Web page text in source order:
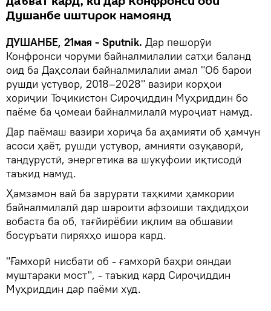
Душанбе иштирок намоянд
ДУШАНБЕ, 21мая - Sputnik. Дар пешорӯи
Конфронси чоруми байналмилалии сатҳи баланд
оид ба Даҳсолаи байналмилалии амал "Об барои
рушди устувор, 2018–2028" вазири корҳои
хориҷии Тоҷикистон Сироҷиддин Муҳриддин бо
паёме ба ҷомеаи байналмилалӣ муроҷиат намуд.
Дар паёмаш вазири хориҷа ба аҳамияти об ҳамчун
асоси ҳаёт, рушди устувор, амнияти озуқаворӣ,
тандурустӣ, энергетика ва шукуфоии иқтисодӣ
таъкид намуд.
Ҳамзамон вай ба зарурати таҳкими ҳамкории
байналмилалӣ дар шароити афзоиши таҳдидҳои
вобаста ба об, тағйирёбии иқлим ва обшавии
босуръати пиряхҳо ишора кард.
"Ғамхорӣ нисбати об - ғамхорӣ баҳри ояндаи
муштараки мост", - таъкид кард Сироҷиддин
Муҳриддин дар паёми худ.